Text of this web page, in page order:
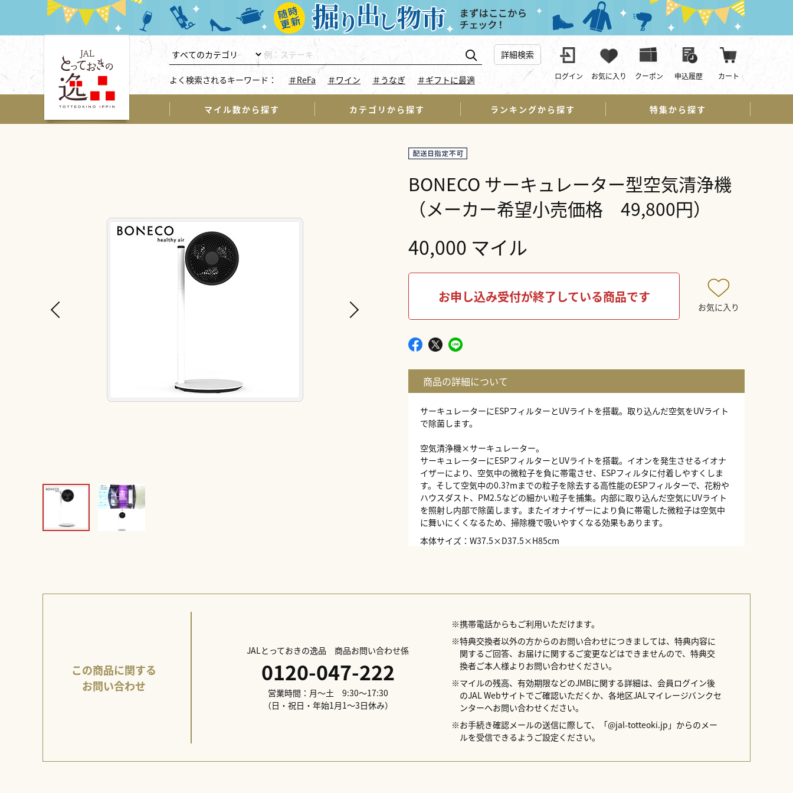
詳細検索
よく検索されるキーワード： ＃ReFa ＃ワイン ＃うなぎ ＃ギフトに最適 ログイン お気に入り クーポン 申込履歴 カート
マイル数から探す カテゴリから探す ランキングから探す 特集から探す
BONECO サーキュレーター型空気清浄機
（メーカー希望小売価格 49,800円）
40,000 マイル
お申し込み受付が終了している商品です
お気に入り
サーキュレーターにESPフィルターとUVライトを搭載。取り込んだ空気をUVライト
で除菌します。
空気清浄機×サーキュレーター。
サーキュレーターにESPフィルターとUVライトを搭載。イオンを発生させるイオナ
イザーにより、空気中の微粒子を負に帯電させ、ESPフィルタに付着しやすくしま
す。そして空気中の0.3?mまでの粒子を除去する高性能のESPフィルターで、花粉や
ハウスダスト、PM2.5などの細かい粒子を捕集。内部に取り込んだ空気にUVライト
を照射し内部で除菌します。またイオナイザーにより負に帯電した微粒子は空気中
に舞いにくくなるため、掃除機で吸いやすくなる効果もあります。
本体サイズ：W37.5×D37.5×H85cm
風量：900m?/h
風速：1.5m/秒
風量調節：3段階
CADR：最大170m?/h
配送日指定不可
この商品に関する
お問い合わせ
JALとっておきの逸品 商品お問い合わせ係
0120-047-222
営業時間：月～土 9:30～17:30
（日・祝日・年始1月1～3日休み）
※携帯電話からもご利用いただけます。
※特典交換者以外の方からのお問い合わせにつきましては、特典内容に
関するご回答、お届けに関するご変更などはできませんので、特典交
換者ご本人様よりお問い合わせください。
※マイルの残高、有効期限などのJMBに関する詳細は、会員ログイン後
のJAL Webサイトでご確認いただくか、各地区JALマイレージバンクセ
ンターへお問い合わせください。
※お手続き確認メールの送信に際して、「@jal-totteoki.jp」からのメー
ルを受信できるようご設定ください。